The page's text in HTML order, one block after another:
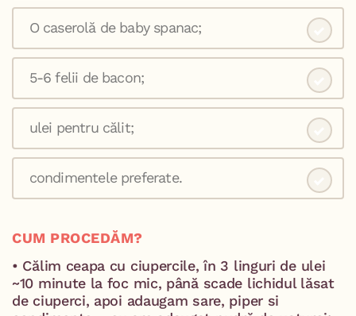
O caserolă de baby spanac;
5-6 felii de bacon;
ulei pentru călit;
condimentele preferate.
CUM PROCEDĂM?
• Călim ceapa cu ciupercile, în 3 linguri de ulei
~10 minute la foc mic, până scade lichidul lăsat
de ciuperci, apoi adaugam sare, piper si